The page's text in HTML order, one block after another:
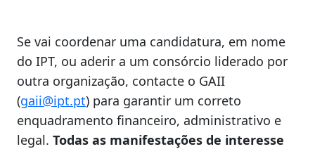
Se vai coordenar uma candidatura, em nome
do IPT, ou aderir a um consórcio liderado por
outra organização, contacte o GAII
(gaii@ipt.pt) para garantir um correto
enquadramento financeiro, administrativo e
legal. Todas as manifestações de interesse